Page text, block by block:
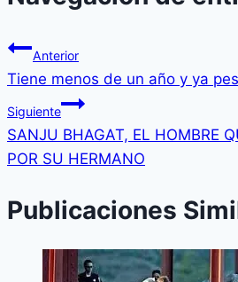
Anterior
Tiene menos de un año y ya
Siguiente
SANJU BHAGAT, EL HOMBRE
POR SU HERMANO
Publicaciones